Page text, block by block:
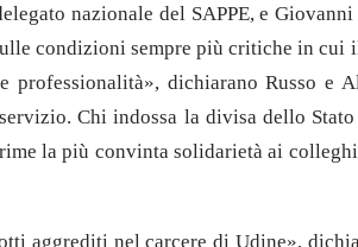
nazionale del SAPPE, e
condizioni sempre più critiche in
professionalità», dichiarano Russo
Chi indossa la divisa dello
la più convinta solidarietà ai
aggrediti nel carcere di Udine»,